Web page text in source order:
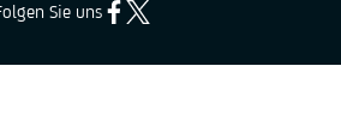
Sie uns